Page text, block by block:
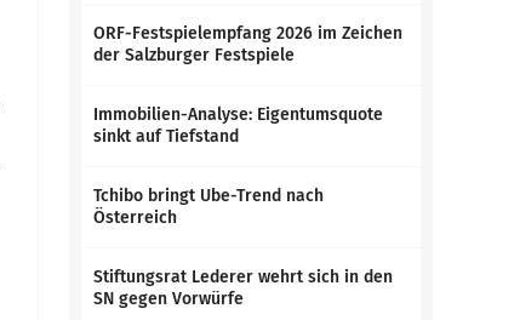
ORF-Festspielempfang 2026 im Zeichen
der Salzburger Festspiele
Immobilien-Analyse: Eigentumsquote
sinkt auf Tiefstand
Tchibo bringt Ube-Trend nach
Österreich
Stiftungsrat Lederer wehrt sich in den
SN gegen Vorwürfe